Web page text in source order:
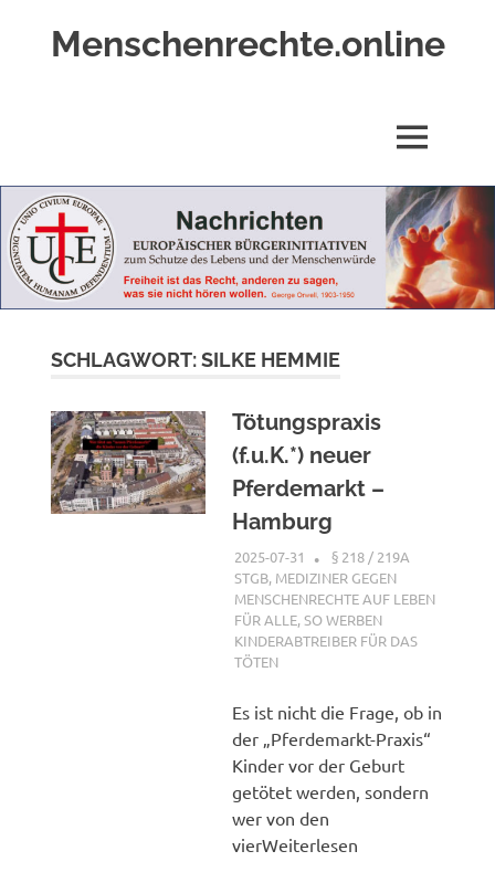
Menschenrechte.online
Geborene
wie
für
Ungeborene
MENÜ
SCHLAGWORT:SILKE HEMMIE
Tötungspraxis
(f.u.K.*) neuer
Pferdemarkt –
Hamburg
2025-07-31 XX
§ 218 / 219A
STGB, MEDIZINER GEGEN
MENSCHENRECHTE AUF LEBEN
FÜR ALLE,SO WERBEN
KINDERABTREIBER FÜR DAS
TÖTEN
Es ist nicht die Frage, ob in
der „Pferdemarkt-Praxis“
Kinder vor der Geburt
getötet werden, sondern
wer von den
vierWeiterlesen